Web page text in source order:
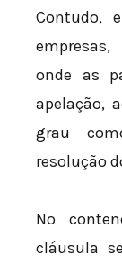
Contudo,
onde as
apelação,
grau
resolução
No
cláusula